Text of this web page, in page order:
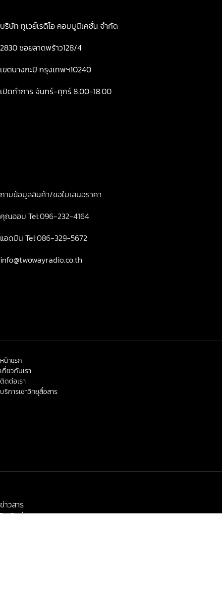
บริษัท ทูเวย์เรดิโอ คอมมูนิเคชั่น จำกัด
2830 ซอยลาดพร้าว128/4
เขตบางกะปิ กรุงเทพฯ10240
เปิดทำการ จันทร์-ศุกร์ 8.00-18.00
ถามข้อมูลสินค้า/ขอใบเสนอราคา
คุณออม Tel:096-232-4164
แอดมิน Tel:086-329-5672
info@twowayradio.co.th
หน้าแรก
เกี่ยวกับเรา
ติดต่อเรา
บริการเช่าวิทยุสื่อสาร
ข่าวสาร
โปรโมชั่น